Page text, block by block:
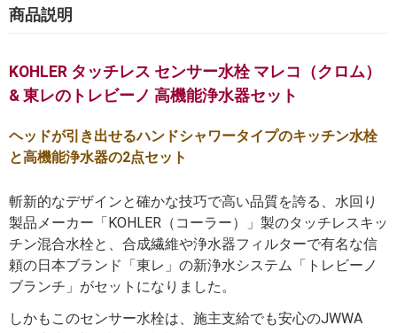
商品説明
KOHLER タッチレス センサー水栓 マレコ（クロム）
& 東レのトレビーノ 高機能浄水器セット
ヘッドが引き出せるハンドシャワータイプのキッチン水栓
と高機能浄水器の2点セット
斬新的なデザインと確かな技巧で高い品質を誇る、水回り
製品メーカー「KOHLER（コーラー）」製のタッチレスキッ
チン混合水栓と、合成繊維や浄水器フィルターで有名な信
頼の日本ブランド「東レ」の新浄水システム「トレビーノ
ブランチ」がセットになりました。
しかもこのセンサー水栓は、施主支給でも安心のJWWA